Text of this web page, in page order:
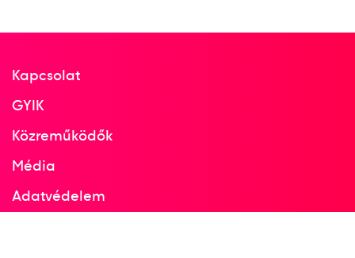
Kapcsolat
GYIK
Közreműködők
Média
Adatvédelem